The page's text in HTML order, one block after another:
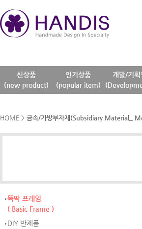
신상품
(new product)
인기상품
(popular item)
개발/기획
HOME > 금속/가방부자재(Subsidiary Material_
똑딱 프레임
( Basic Frame )
DIY 반제품